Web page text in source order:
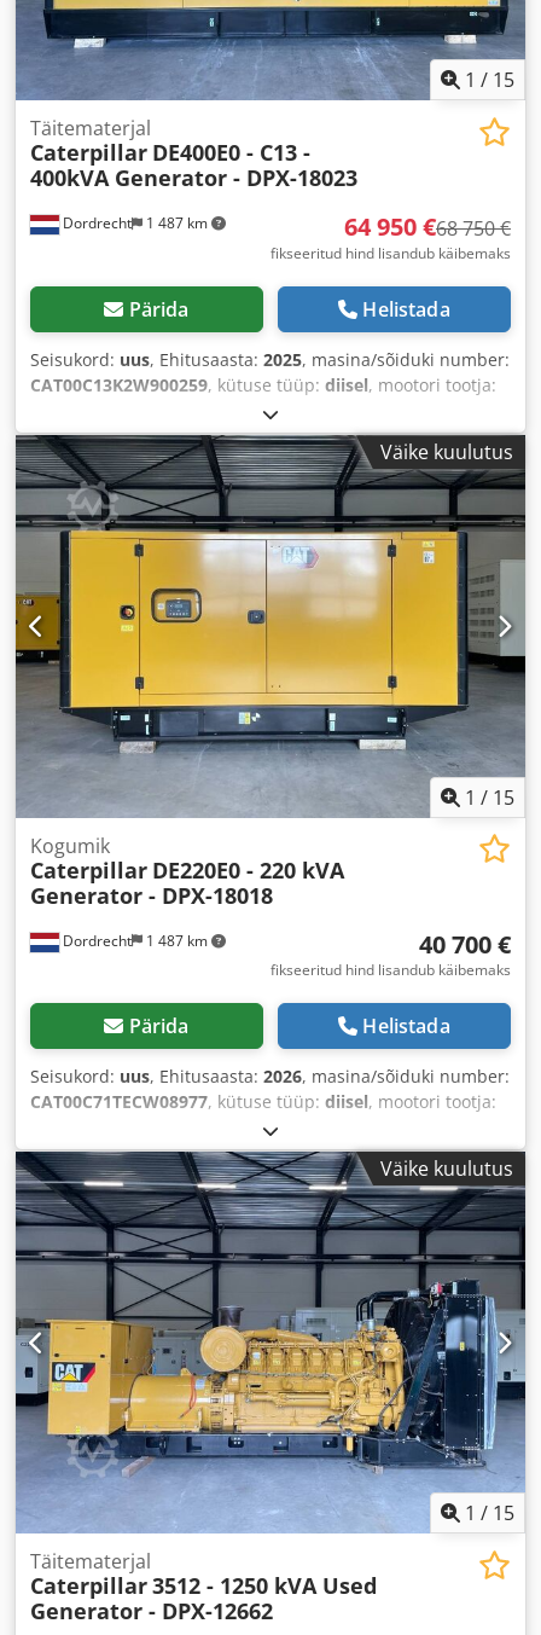
1 / 15
Dordrecht 1 487 km
Täitematerjal
Caterpillar DE400E0 - C13 -
400kVA Generator - DPX-18023
64 950 €68 750 €
fikseeritud hind lisandub käibemaks
Pärida Helistada
Seisukord: uus, Ehitusaasta: 2025, masina/sõiduki number:
CAT00C13K2W900259, kütuse tüüp: diisel, mootori tootja:
Väike kuulutus
1 / 15
Dordrecht 1 487 km
Kogumik
Caterpillar DE220E0 - 220 kVA
Generator - DPX-18018
40 700 €
fikseeritud hind lisandub käibemaks
Pärida Helistada
Seisukord: uus, Ehitusaasta: 2026, masina/sõiduki number:
CAT00C71TECW08977, kütuse tüüp: diisel, mootori tootja:
Väike kuulutus
1 / 15
Täitematerjal
Caterpillar3512 - 1250 kVA Used
Generator - DPX-12662